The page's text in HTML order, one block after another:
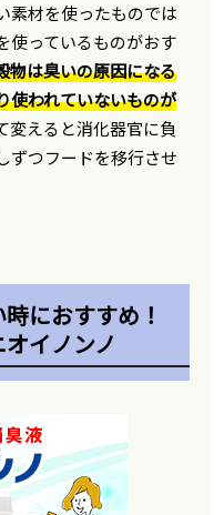
素材を使ったものでは
使っているものがおす
物は臭いの原因になる
使われていないものが
変えると消化器官に負
ずつフードを移行させ
におすすめ！
イノンノ